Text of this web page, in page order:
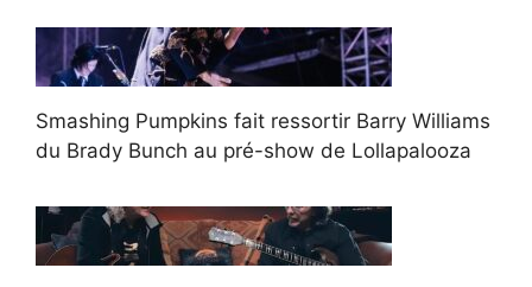
Smashing Pumpkins fait ressortir Barry Williams
du Brady Bunch au pré-show de Lollapalooza